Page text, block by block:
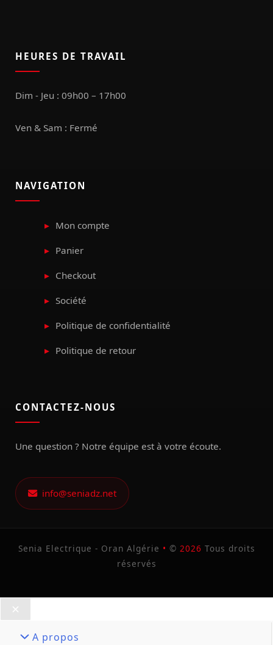
HEURES DE TRAVAIL
Dim - Jeu : 09h00 – 17h00
Ven & Sam : Fermé
NAVIGATION
Mon compte
Panier
Checkout
Société
Politique de confidentialité
Politique de retour
CONTACTEZ-NOUS
Une question ? Notre équipe est à votre écoute.
info@seniadz.net
Senia Electrique - Oran Algérie • © 2026 Tous droits
réservés
A propos